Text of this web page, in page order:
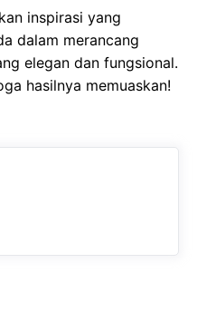
inspirasi yang
dalam merancang
elegan dan fungsional.
hasilnya memuaskan!